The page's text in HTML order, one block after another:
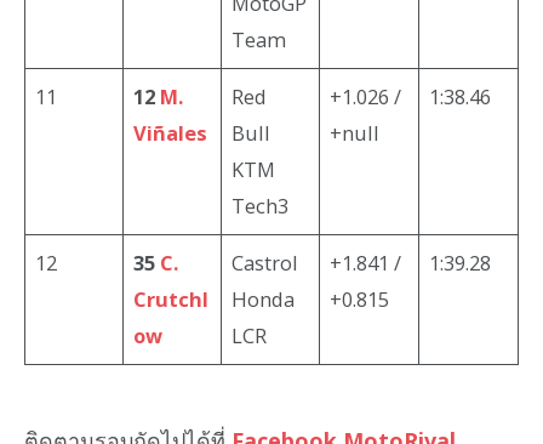
Team
11 12 M.
Viñales
Red
Bull
KTM
Tech3
+1.026 /
+null
1:38.46
12 35 C.
Crutchl
ow
Castrol
Honda
LCR
+1.841 /
+0.815
1:39.28